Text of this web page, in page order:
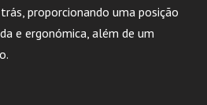
proporcionando uma posição
e ergonómica, além de um